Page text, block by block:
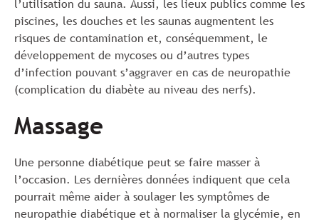
l’utilisation du sauna. Aussi, les lieux publics comme les
piscines, les douches et les saunas augmentent les
risques de contamination et, conséquemment, le
développement de mycoses ou d’autres types
d’infection pouvant s’aggraver en cas de neuropathie
(complication du diabète au niveau des nerfs).
Massage
Une personne diabétique peut se faire masser à
l’occasion. Les dernières données indiquent que cela
pourrait même aider à soulager les symptômes de
neuropathie diabétique et à normaliser la glycémie, en